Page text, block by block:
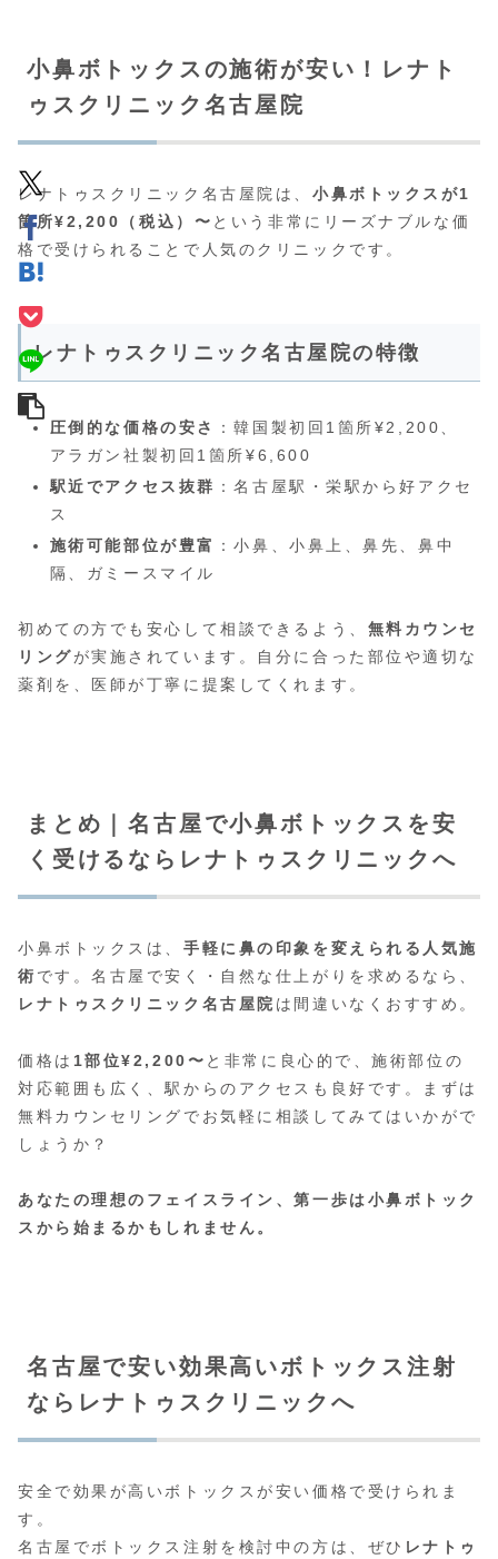
小鼻ボトックスの施術が安い！レナト
ゥスクリニック名古屋院
レナトゥスクリニック名古屋院は、 小鼻ボトックスが1
箇所¥2,200（税込）〜 という非常にリーズナブルな価
格で受けられることで人気のクリニックです。
レナトゥスクリニック名古屋院の特徴
圧倒的な価格の安さ
：韓国製初回1箇所¥2,200、
アラガン社製初回1箇所¥6,600
駅近でアクセス抜群 ：名古屋駅・栄駅から好アクセ
ス
施術可能部位が豊富
：小鼻、小鼻上、鼻先、鼻中
隔、ガミースマイル
初めての方でも安心して相談できるよう、 無料カウンセ
リングが実施されています。自分に合った部位や適切な
薬剤を、医師が丁寧に提案してくれます。
まとめ｜名古屋で小鼻ボトックスを安
く受けるならレナトゥスクリニックへ
小鼻ボトックスは、手軽に鼻の印象を変えられる人気施
術 です。名古屋で安く・自然な仕上がりを求めるなら、
レナトゥスクリニック名古屋院 は間違いなくおすすめ。
価格は 1部位¥2,200〜 と非常に良心的で、施術部位の
対応範囲も広く、駅からのアクセスも良好です。まずは
無料カウンセリングでお気軽に相談してみてはいかがで
しょうか？
あなたの理想のフェイスライン、第一歩は小鼻ボトック
スから始まるかもしれません。
名古屋で安い効果高いボトックス注射
ならレナトゥスクリニックへ
安全で効果が高いボトックスが安い価格で受けられま
す。
名古屋でボトックス注射を検討中の方は、ぜひ レナトゥ